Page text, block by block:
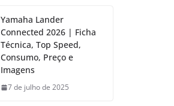
Yamaha Lander
Connected 2026 | Ficha
Técnica, Top Speed,
Consumo, Preço e
Imagens
7 de julho de 2025